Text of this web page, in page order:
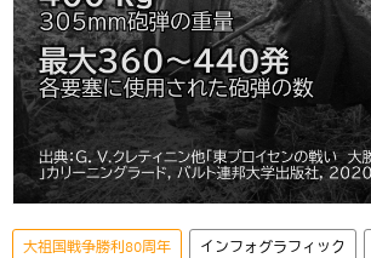
大祖国戦争勝利80周年 インフォグラフィック